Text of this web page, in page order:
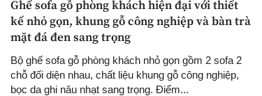
Ghế sofa gỗ phòng khách hiện đại với thiết
kế nhỏ gọn, khung gỗ công nghiệp và bàn trà
mặt đá đen sang trọng
Bộ ghế sofa gỗ phòng khách nhỏ gọn gồm 2 sofa 2
chỗ đối diện nhau, chất liệu khung gỗ công nghiệp,
bọc da ghi nâu nhạt sang trọng. Điểm...